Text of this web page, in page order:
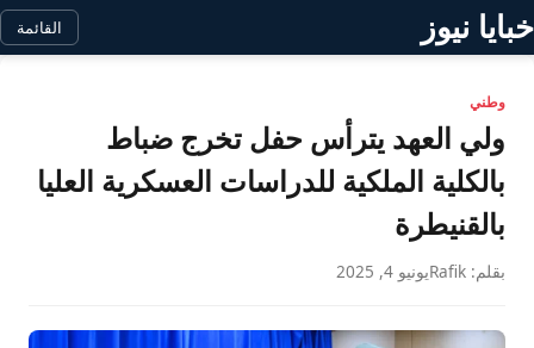
خبايا نيوز القائمة
وطني
ولي العهد يترأس حفل تخرج ضباط
بالكلية الملكية للدراسات العسكرية العليا
بالقنيطرة
بقلم: Rafik يونيو 4, 2025